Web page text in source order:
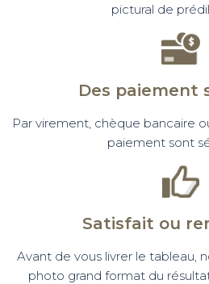
pictural de
Des paiement
Par virement, chèque bancaire
paiement sont
Satisfait ou
Avant de vous livrer le tableau,
photo grand format du